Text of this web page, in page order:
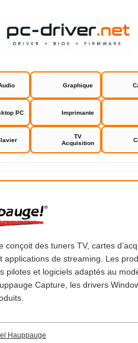
Graphique
PC Imprimante
TV
Acquisition
Hauppauge
conçoit des tuners TV, cartes
applications de streaming. Les
pilotes et logiciels adaptés au
Capture, les drivers
Hauppauge